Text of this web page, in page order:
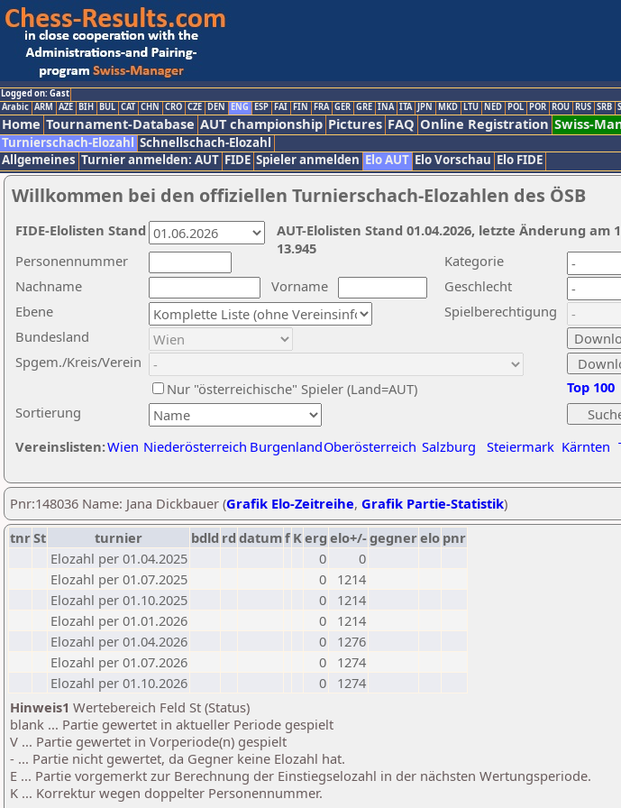
Logged on: Gast
Arabic ARM AZE BIH BUL CAT CHN CRO CZE DEN ENG ESP FAI FIN FRA GER GRE INA ITA JPN MKD LTU NED POL POR ROU RUS SRB
Home Tournament-Database AUT championship Pictures FAQ Online Registration Swiss-
Turnierschach-Elozahl Schnellschach-Elozahl
Allgemeines Turnier anmelden: AUT FIDE Spieler anmelden Elo AUT Elo Vorschau Elo FIDE
Willkommen bei den offiziellen Turnierschach-Elozahlen des ÖSB
Nachname
Vorname
Ebene
Kategorie
Sortierung
Personennummer
Bundesland
Spgem./Kreis/Verein
Geschlecht
Nur "österreichische" Spieler (Land=AUT)
Spielberechtigung
Vereinslisten:Wien Niederösterreich BurgenlandOberösterreich Salzburg Steiermark Kärnten
Top 100
AUT-Elolisten Stand 01.04.2026, letzte Änderung am
13.945
FIDE-Elolisten Stand
Pnr:148036 Name: Jana Dickbauer (Grafik Elo-Zeitreihe, Grafik Partie-Statistik)
tnrSt turnier bdld rd datumf Kerg elo+/-gegnerelo pnr
Elozahl per 01.04.2025
0
0
Elozahl per 01.07.2025
0
1214
Elozahl per 01.10.2025
0
1214
Elozahl per 01.01.2026
0
1214
Elozahl per 01.04.2026
0
1276
Elozahl per 01.07.2026
0
1274
Elozahl per 01.10.2026
0
1274
Hinweis1 Wertebereich Feld St (Status)
blank ... Partie gewertet in aktueller Periode gespielt
V ... Partie gewertet in Vorperiode(n) gespielt
- ... Partie nicht gewertet, da Gegner keine Elozahl hat.
E ... Partie vorgemerkt zur Berechnung der Einstiegselozahl in der nächsten Wertungsperiode.
K ... Korrektur wegen doppelter Personennummer.